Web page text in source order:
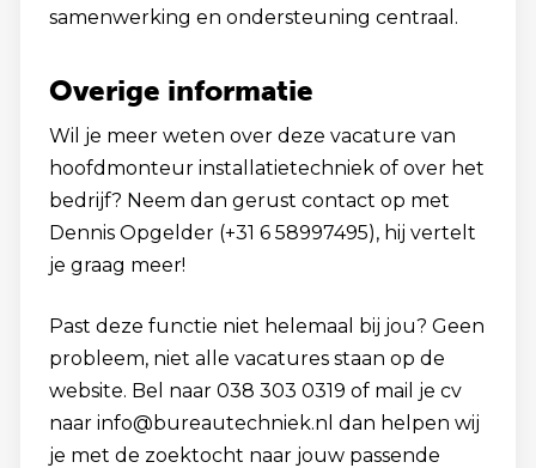
samenwerking en ondersteuning centraal.
Overige informatie
Wil je meer weten over deze vacature van
hoofdmonteur installatietechniek of over het
bedrijf? Neem dan gerust contact op met
Dennis Opgelder (+31 6 58997495), hij vertelt
je graag meer!
Past deze functie niet helemaal bij jou? Geen
probleem, niet alle vacatures staan op de
website. Bel naar 038 303 0319 of mail je cv
naar info@bureautechniek.nl dan helpen wij
je met de zoektocht naar jouw passende